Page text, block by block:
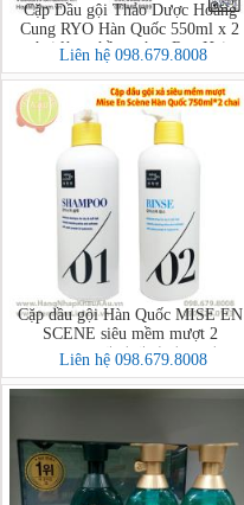
Cặp Dầu gội Thảo Dược Hoàng
Cung RYO Hàn Quốc 550ml x 2
chai làm phồng tóc - Ryo Hair
Strengthener & Volume
Liên hệ 098.679.8008
Cặp dầu gội Hàn Quốc MISE EN
SCENE siêu mềm mượt 2
chai*750ml (헤어테라피 모이스쳐
샴푸린스묶음)
Liên hệ 098.679.8008